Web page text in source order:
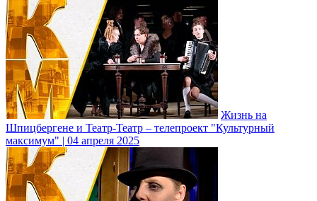
Жизнь на
Шпицбергене и Театр-Театр – телепроект "Культурный
максимум" | 04 апреля 2025